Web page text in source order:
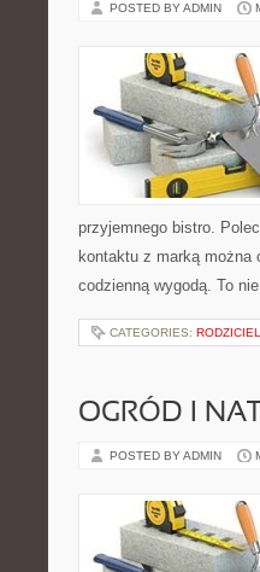
POSTED BY ADMIN
przyjemnego bistro.
kontaktu z marką można
codzienną wygodą. To
CATEGORIES:
OGRÓD I
POSTED BY ADMIN